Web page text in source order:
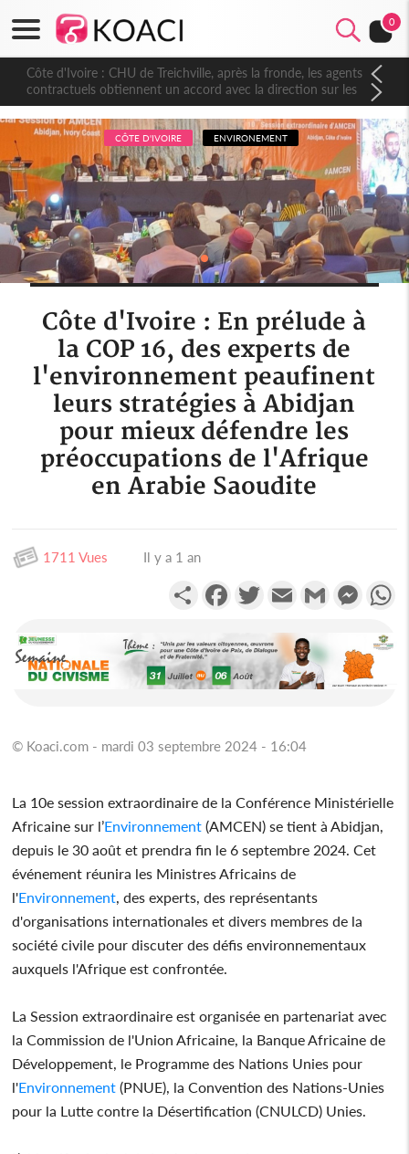
0
Côte d'Ivoire : CHU de Treichville, après la fronde, les agents
contractuels obtiennent un accord avec la direction sur les
arriérés du SMIG 2023
CÔTE D'IVOIRE ENVIRONEMENT
Côte d'Ivoire : En prélude à
la COP 16, des experts de
l'environnement peaufinent
leurs stratégies à Abidjan
pour mieux défendre les
préoccupations de l'Afrique
en Arabie Saoudite
1711 Vues Il y a 1 an
PartagerFacebookTwitterEmail Gmail
© Koaci.com - mardi 03 septembre 2024 - 16:04
La 10e session extraordinaire de la Conférence Ministérielle
Africaine sur l’Environnement (AMCEN) se tient à Abidjan,
depuis le 30 août et prendra fin le 6 septembre 2024. Cet
événement réunira les Ministres Africains de
l'Environnement, des experts, des représentants
d'organisations internationales et divers membres de la
société civile pour discuter des défis environnementaux
auxquels l'Afrique est confrontée.
La Session extraordinaire est organisée en partenariat avec
la Commission de l'Union Africaine, la Banque Africaine de
Développement, le Programme des Nations Unies pour
l'Environnement (PNUE), la Convention des Nations-Unies
pour la Lutte contre la Désertification (CNULCD) Unies.